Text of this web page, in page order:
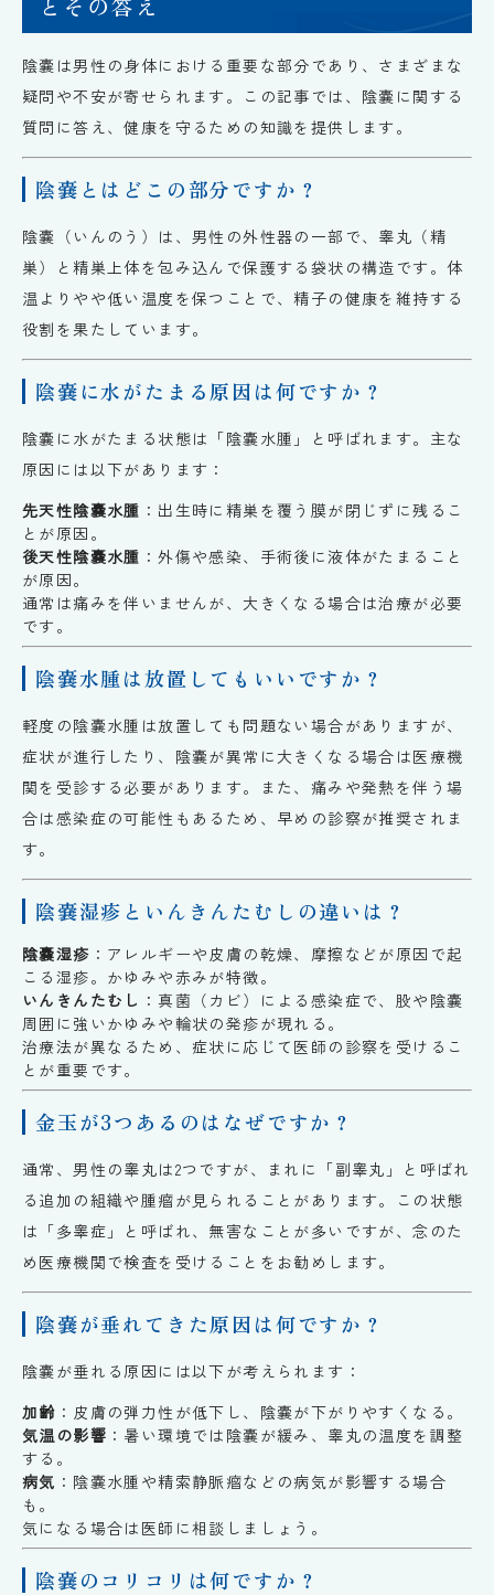
陰嚢は男性の身体における重要な部分であり、さまざまな
疑問や不安が寄せられます。この記事では、陰嚢に関する
質問に答え、健康を守るための知識を提供します。
陰嚢とはどこの部分ですか？
陰嚢（いんのう）は、男性の外性器の一部で、睾丸（精
巣）と精巣上体を包み込んで保護する袋状の構造です。体
温よりやや低い温度を保つことで、精子の健康を維持する
役割を果たしています。
陰嚢に水がたまる原因は何ですか？
陰嚢に水がたまる状態は「陰嚢水腫」と呼ばれます。主な
原因には以下があります：
先天性陰嚢水腫 ：出生時に精巣を覆う膜が閉じずに残るこ
とが原因。
後天性陰嚢水腫 ：外傷や感染、手術後に液体がたまること
が原因。
通常は痛みを伴いませんが、大きくなる場合は治療が必要
です。
陰嚢水腫は放置してもいいですか？
軽度の陰嚢水腫は放置しても問題ない場合がありますが、
症状が進行したり、陰嚢が異常に大きくなる場合は医療機
関を受診する必要があります。また、痛みや発熱を伴う場
合は感染症の可能性もあるため、早めの診察が推奨されま
す。
陰嚢湿疹といんきんたむしの違いは？
陰嚢湿疹 ：アレルギーや皮膚の乾燥、摩擦などが原因で起
こる湿疹。かゆみや赤みが特徴。
いんきんたむし ：真菌（カビ）による感染症で、股や陰嚢
周囲に強いかゆみや輪状の発疹が現れる。
治療法が異なるため、症状に応じて医師の診察を受けるこ
とが重要です。
金玉が3つあるのはなぜですか？
通常、男性の睾丸は2つですが、まれに「副睾丸」と呼ばれ
る追加の組織や腫瘤が見られることがあります。この状態
は「多睾症」と呼ばれ、無害なことが多いですが、念のた
め医療機関で検査を受けることをお勧めします。
陰嚢が垂れてきた原因は何ですか？
陰嚢が垂れる原因には以下が考えられます：
加齢 ：皮膚の弾力性が低下し、陰嚢が下がりやすくなる。
気温の影響 ：暑い環境では陰嚢が緩み、睾丸の温度を調整
する。
病気 ：陰嚢水腫や精索静脈瘤などの病気が影響する場合
も。
気になる場合は医師に相談しましょう。
陰嚢のコリコリは何ですか？